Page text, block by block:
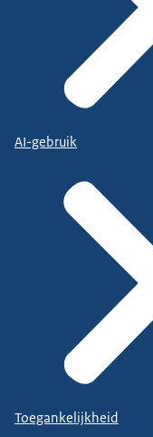
AI-gebruik
Toegankelijkheid